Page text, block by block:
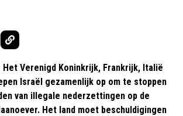
- Het Verenigd Koninkrijk, Frankrijk, Italië
Israël gezamenlijk op om te stoppen
van illegale nederzettingen op de
Het land moet beschuldigingen